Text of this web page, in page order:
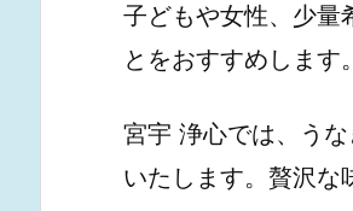
子どもや女性、少量
とをおすすめします。
宮宇 浄心では、う
いたします。贅沢な